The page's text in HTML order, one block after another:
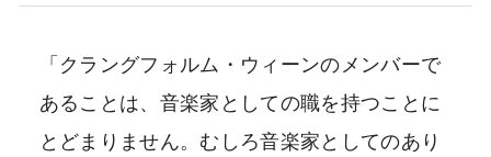
「クラングフォルム・ウィーンのメンバーで
あることは、音楽家としての職を持つことに
とどまりません。むしろ音楽家としてのあり